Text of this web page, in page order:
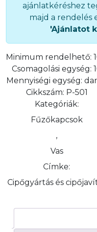
ajánlatkéréshez
majd a rendelés
'Ajánlatot
Minimum rendelhető:
Csomagolási egység:
Mennyiségi egység:
Cikkszám: P-501
Kategóriák:
Fűzőkapcsok
,
Vas
Címke:
Cipőgyártás és